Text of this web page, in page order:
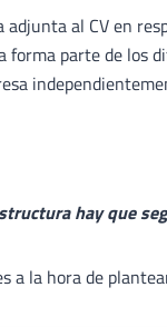
al CV en
forma parte de los
hay que
a la hora de